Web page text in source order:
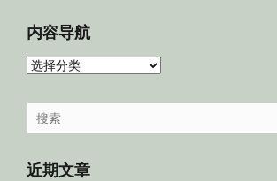
内容导航
内
导
航
Search
for:
近期文章